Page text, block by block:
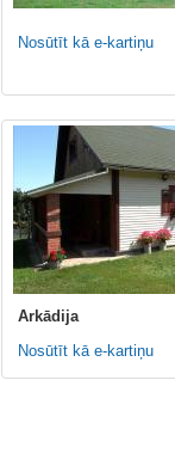
Nosūtīt kā e-kartiņu
Arkādija
Nosūtīt kā e-kartiņu